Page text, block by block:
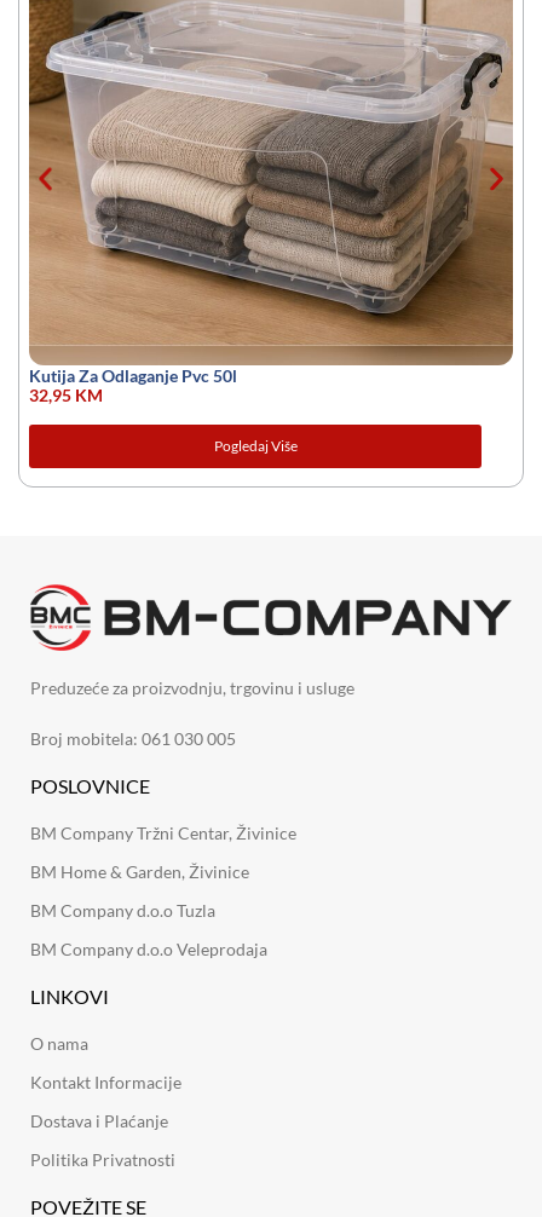
Kutija Za Odlaganje Pvc 50l
32,95 KM
Pogledaj Više
Preduzeće za proizvodnju, trgovinu i usluge
Broj mobitela: 061 030 005
POSLOVNICE
BM Company Tržni Centar, Živinice
BM Home & Garden, Živinice
BM Company d.o.o Tuzla
BM Company d.o.o Veleprodaja
LINKOVI
O nama
Kontakt Informacije
Dostava i Plaćanje
Politika Privatnosti
POVEŽITE SE